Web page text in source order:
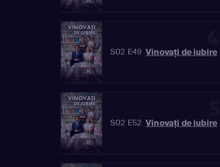
S02 E49 Vinovaţi de iubire
S02 E52 Vinovaţi de iubire